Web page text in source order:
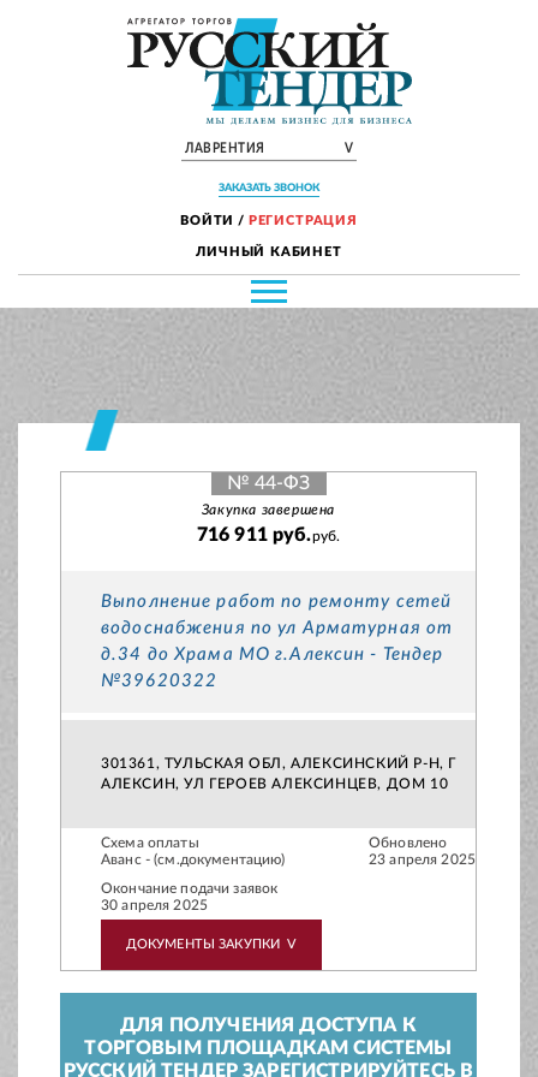
ЛАВРЕНТИЯ V
ЗАКАЗАТЬ ЗВОНОК
ВОЙТИ / РЕГИСТРАЦИЯ
ЛИЧНЫЙ КАБИНЕТ
№ 44-ФЗ
Закупка завершена
716 911 руб.руб.
Выполнение работ по ремонту сетей
водоснабжения по ул Арматурная от
д.34 до Храма МО г.Алексин - Тендер
№39620322
301361, ТУЛЬСКАЯ ОБЛ, АЛЕКСИНСКИЙ Р-Н, Г
АЛЕКСИН, УЛ ГЕРОЕВ АЛЕКСИНЦЕВ, ДОМ 10
Схема оплаты
Аванс - (см.документацию)
Обновлено
23 апреля 2025
Окончание подачи заявок
30 апреля 2025
ДОКУМЕНТЫ ЗАКУПКИ V
ДЛЯ ПОЛУЧЕНИЯ ДОСТУПА К
ТОРГОВЫМ ПЛОЩАДКАМ СИСТЕМЫ
РУССКИЙ ТЕНДЕР ЗАРЕГИСТРИРУЙТЕСЬ В